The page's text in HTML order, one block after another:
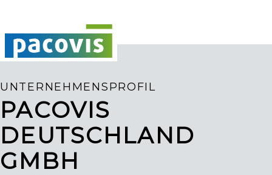
UNTERNEHMENSPROFIL
PACOVIS
DEUTSCHLAND
GMBH